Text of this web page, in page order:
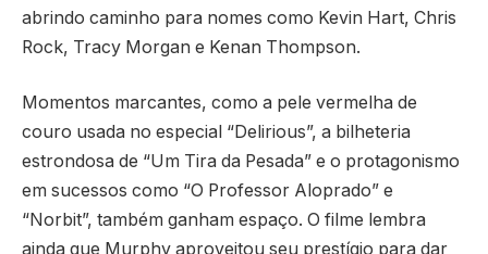
abrindo caminho para nomes como Kevin Hart, Chris
Rock, Tracy Morgan e Kenan Thompson.
Momentos marcantes, como a pele vermelha de
couro usada no especial “Delirious”, a bilheteria
estrondosa de “Um Tira da Pesada” e o protagonismo
em sucessos como “O Professor Aloprado” e
“Norbit”, também ganham espaço. O filme lembra
ainda que Murphy aproveitou seu prestígio para dar